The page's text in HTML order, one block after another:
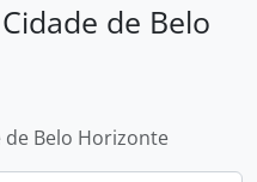
de Belo
Belo Horizonte